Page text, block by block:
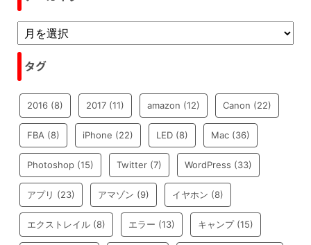
タグ
2016 (8) 2017 (11) amazon (12) Canon (22)
FBA (8) iPhone (22) LED (8) Mac (36)
Photoshop (15) Twitter (7) WordPress (33)
アプリ (23) アマゾン (9) イヤホン (8)
エクストレイル (8) エラー (13) キャンプ(15)